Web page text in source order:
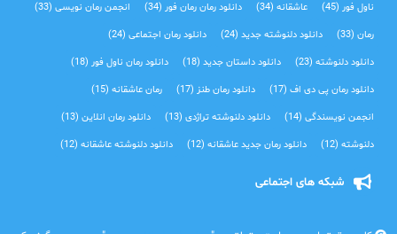
ناول فور(45) عاشقانه(34) دانلود رمان رمان فور(34) انجمن رمان نویسی(33)
رمان(33) دانلود دلنوشته جدید(24) دانلود رمان اجتماعی‌(24)
دانلود دلنوشته(23) دانلود داستان جدید(18) دانلود رمان ناول فور(18)
دانلود رمان پی دی اف(17) دانلود رمان طنز(17) رمان عاشقانه(15)
انجمن نویسندگی(14) دانلود دلنوشته تراژدی‌(13) دانلود رمان انلاین(13)
دلنوشته(12) دانلود رمان جدید عاشقانه(12) دانلود دلنوشته عاشقانه(12)
شبکه های اجتماعی